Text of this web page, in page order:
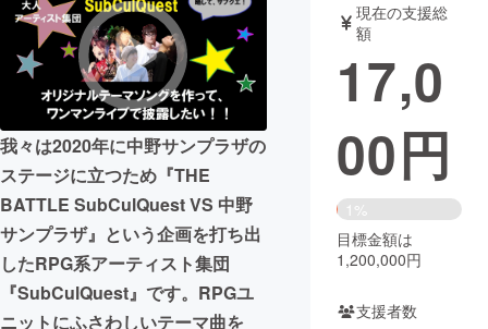
テクノロジー・ガジェット
映像・映画 書籍・雑誌
ビジネス・起業 チャレンジ
まちづくり・地域活性化
CAMPFIRE for Social Good
CAMPFIRE Creation
CAMPFIREふるさと納税
コミュニティ
我々は2020年に中野サンプラザの
ステージに立つため『THE
BATTLE SubCulQuest VS 中野
サンプラザ』という企画を打ち出
したRPG系アーティスト集団
『SubCulQuest』です。RPGユ
ニットにふさわしいテーマ曲を
現在の支援総
額
17,0
00円
1%
目標金額は
1,200,000円
支援者数